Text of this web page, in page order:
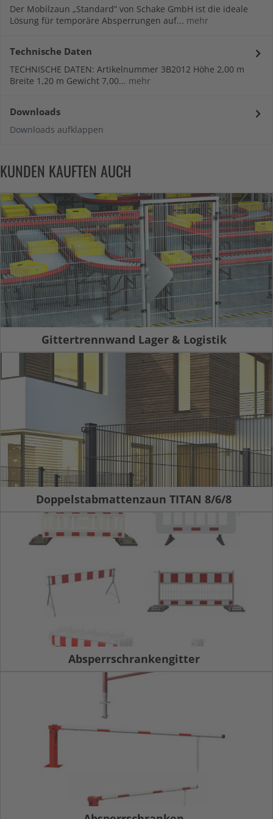
Der Mobilzaun „Standard” von Schake GmbH ist die ideale
Lösung für temporäre Absperrungen auf... mehr
Technische Daten
TECHNISCHE DATEN: Artikelnummer 3B2012 Höhe 2,00 m
Breite 1,20 m Gewicht 7,00... mehr
Downloads
Downloads aufklappen
KUNDEN KAUFTEN AUCH
Gittertrennwand Lager & Logistik
Doppelstabmattenzaun TITAN 8/6/8
Absperrschrankengitter